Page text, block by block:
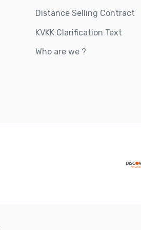
Distance Selling Contract
KVKK Clarification Text
Who are we ?